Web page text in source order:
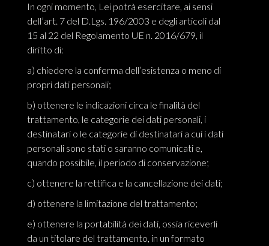
In ogni momento, Lei potrà esercitare, ai sensi
dell’art. 7 del D.Lgs. 196/2003 e degli articoli dal
15 al 22 del Regolamento UE n. 2016/679, il
diritto di:
a) chiedere la conferma dell’esistenza o meno di
propri dati personali;
b) ottenere le indicazioni circa le finalità del
trattamento, le categorie dei dati personali, i
destinatari o le categorie di destinatari a cui i dati
personali sono stati o saranno comunicati e,
quando possibile, il periodo di conservazione;
c) ottenere la rettifica e la cancellazione dei dati;
d) ottenere la limitazione del trattamento;
e) ottenere la portabilità dei dati, ossia riceverli
da un titolare del trattamento, in un formato